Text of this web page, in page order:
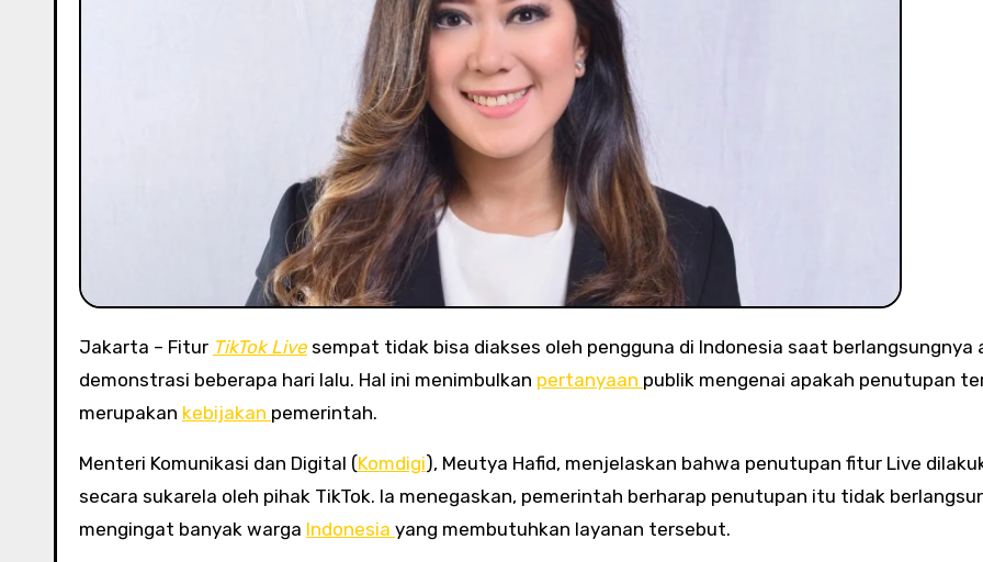
Jakarta – Fitur TikTok Live sempat tidak bisa diakses oleh pengguna di Indonesia saat berlangsungnya
demonstrasi beberapa hari lalu. Hal ini menimbulkan pertanyaan publik mengenai apakah penutupan
merupakan kebijakan pemerintah.
Menteri Komunikasi dan Digital (Komdigi), Meutya Hafid, menjelaskan bahwa penutupan fitur Live
secara sukarela oleh pihak TikTok. Ia menegaskan, pemerintah berharap penutupan itu tidak
mengingat banyak warga Indonesia yang membutuhkan layanan tersebut.